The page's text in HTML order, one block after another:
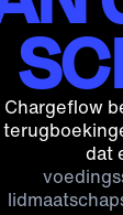
Chargeflow
dat